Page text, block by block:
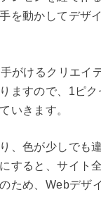
を動かしてデザ
がけるクリエイ
ますので、1ピ
いきます。
、色が少しでも
すると、サイト
ため、Webデザ